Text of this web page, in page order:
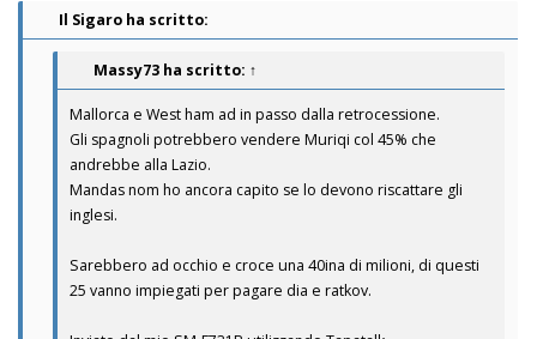
Il Sigaro ha scritto:
Massy73 ha scritto: ↑
Mallorca e West ham ad in passo dalla retrocessione.
Gli spagnoli potrebbero vendere Muriqi col 45% che
andrebbe alla Lazio.
Mandas nom ho ancora capito se lo devono riscattare gli
inglesi.
Sarebbero ad occhio e croce una 40ina di milioni, di questi
25 vanno impiegati per pagare dia e ratkov.